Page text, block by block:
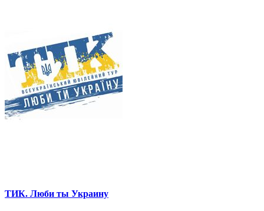
ТИК. Люби ты Украину